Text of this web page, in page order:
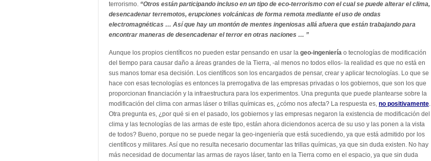
terrorismo. “Otros están participando incluso en un tipo de eco-terrorismo con el cual se puede alterar el clima,
desencadenar terremotos, erupciones volcánicas de forma remota mediante el uso de ondas
electromagnéticas … Así que hay un montón de mentes ingeniosas allá afuera que están trabajando para
encontrar maneras de desencadenar el terror en otras naciones … ”
Aunque los propios científicos no pueden estar pensando en usar la geo-ingeniería o tecnologías de modificación
del tiempo para causar daño a áreas grandes de la Tierra, -al menos no todos ellos- la realidad es que no está en
sus manos tomar esa decisión. Los científicos son los encargados de pensar, crear y aplicar tecnologías. Lo que se
hace con esas tecnologías es entonces la prerrogativa de las empresas privadas o los gobiernos, que son los que
proporcionan financiación y la infraestructura para los experimentos. Una pregunta que puede plantearse sobre la
modificación del clima con armas láser o trillas químicas es, ¿cómo nos afecta? La respuesta es, no positivamente.
Otra pregunta es, ¿por qué si en el pasado, los gobiernos y las empresas negaron la existencia de modificación del
clima y las tecnologías de las armas de este tipo, están ahora diciendonos acerca de su uso y las ponen a la vista
de todos? Bueno, porque no se puede negar la geo-ingeniería que está sucediendo, ya que está admitido por los
científicos y militares. Así que no resulta necesario documentar las trillas químicas, ya que sin duda existen. No hay
más necesidad de documentar las armas de rayos láser, tanto en la Tierra como en el espacio, ya que sin duda